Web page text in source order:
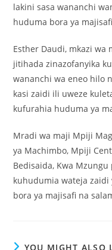
lakini sasa wananchi
huduma bora ya
Esther Daudi, mkazi wa
jitihada zinazofanyika
wananchi wa eneo hilo
kasi zaidi ili uweze
kufurahia huduma ya
Mradi wa maji Mpiji
ya Machimbo, Mpiji
Bedisaida, Kwa
kuhudumia wateja zaidi
bora ya majisafi na
YOU MIGHT ALSO